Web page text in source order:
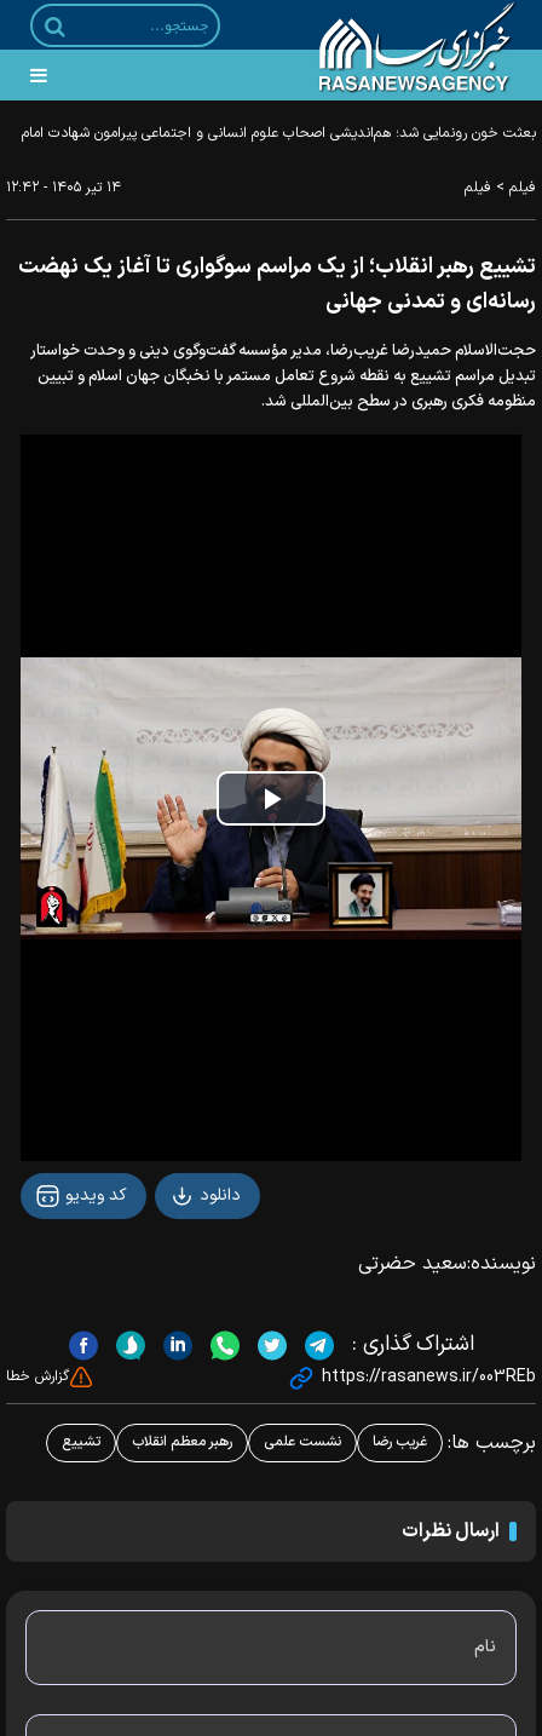
بعثت خون رونمایی شد؛ هم‌اندیشی اصحاب علوم انسانی و اجتماعی پیرامون شهادت امام
فیلم > فیلم ۱۴ تير ۱۴۰۵ - ۱۲:۴۲
تشییع رهبر انقلاب؛ از یک مراسم سوگواری تا آغاز یک نهضت
رسانه‌ای و تمدنی جهانی
حجت‌الاسلام حمیدرضا غریب‌رضا، مدیر مؤسسه گفت‌وگوی دینی و وحدت خواستار
تبدیل مراسم تشییع به نقطه شروع تعامل مستمر با نخبگان جهان اسلام و تبیین
منظومه فکری رهبری در سطح بین‌المللی شد.
Play
Video
کد ویدیو دانلود
نویسنده:سعید حضرتی
اشتراک گذاری :
https://rasanews.ir/003REb گزارش خطا
برچسب ها: غریب رضا نشست علمی رهبر معظم انقلاب تشییع
ارسال نظرات